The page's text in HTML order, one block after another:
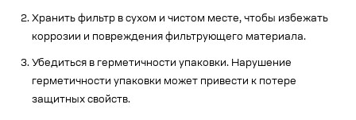
Хранить фильтр в сухом и чистом месте, чтобы избежать
коррозии и повреждения фильтрующего материала.
Убедиться в герметичности упаковки. Нарушение
герметичности упаковки может привести к потере
защитных свойств.